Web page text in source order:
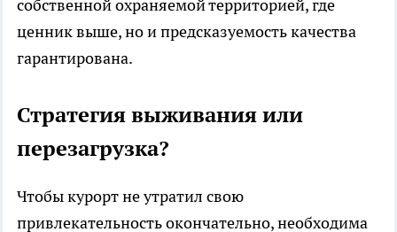
собственной охраняемой территорией, где
ценник выше, но и предсказуемость качества
гарантирована.
Стратегия выживания или
перезагрузка?
Чтобы курорт не утратил свою
привлекательность окончательно, необходима